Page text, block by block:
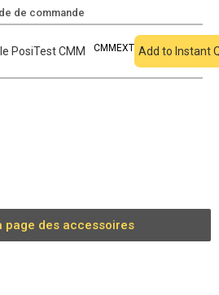
de commande
PosiTest CMM CMMEXT Add to Instant
page des accessoires